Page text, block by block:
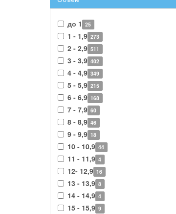
до 1 25
1 - 1,9 273
2 - 2,9 511
3 - 3,9 402
4 - 4,9 349
5 - 5,9 215
6 - 6,9 168
7 - 7,9 60
8 - 8,9 46
9 - 9,9 18
10 - 10,9 44
11 - 11,9 4
12- 12,9 16
13 - 13,9 8
14 - 14,9 4
15 - 15,9 9